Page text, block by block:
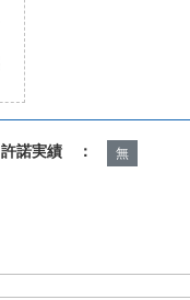
許諾実績 ： 無